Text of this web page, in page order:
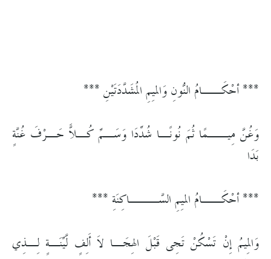
*** أحْكَــامُ النُّونِ وَالميِمِ المُشَدَّدَتَيْنِ ***
وَغُنَّ مِيــمًا ثُمَ نُونًـا شُدِّدَا وَسَـمِّ كُـلاًّ حَـرْفَ غُنَّةٍ
بَدَا
*** أحْكَــامُ الميِمِ السَّـــاكِنَةِ ***
وَالمِيمُ إِنْ تَسْكُنْ تَجِى قَبْلَ الهِجَـا لاَ أَلِفٍ لَّيِّنَـةٍ لِـذِي